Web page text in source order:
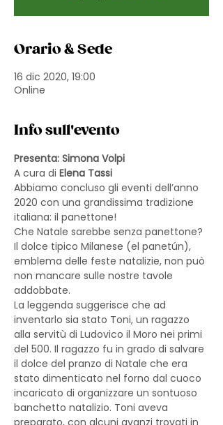
Orario & Sede
16 dic 2020, 19:00
Online
Info sull'evento
Presenta: Simona Volpi
A cura di Elena Tassi
Abbiamo concluso gli eventi dell’anno
2020 con una grandissima tradizione
italiana: il panettone!
Che Natale sarebbe senza panettone?
Il dolce tipico Milanese (el panetún),
emblema delle feste natalizie, non può
non mancare sulle nostre tavole
addobbate.
La leggenda suggerisce che ad
inventarlo sia stato Toni, un ragazzo
alla servitù di Ludovico il Moro nei primi
del 500. Il ragazzo fu in grado di salvare
il dolce del pranzo di Natale che era
stato dimenticato nel forno dal cuoco
incaricato di organizzare un sontuoso
banchetto natalizio. Toni aveva
preparato, con alcuni avanzi trovati in